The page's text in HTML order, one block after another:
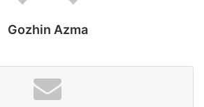
Gozhin Azma